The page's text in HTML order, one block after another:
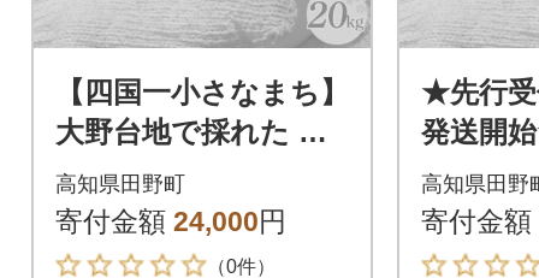
【四国一小さなまち】
大野台地で採れた 令
和6年産新じゃがいも
『とうや』 20kg
高知県田野町
寄付金額 24,000円
（0件）
★先行受
発送開
採れた
ゃがい
0kg訳あ
高知県田野
寄付金額